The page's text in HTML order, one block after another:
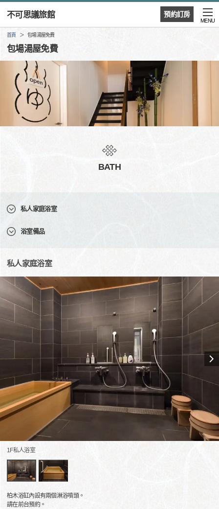
預約訂房
不可思議旅館
MENU
首頁 包場湯屋免費
包場湯屋免費
BATH
私人家庭浴室
浴室備品
私人家庭浴室
1F私人浴室
柏木浴缸內設有兩個淋浴噴頭。
請在前台預約。